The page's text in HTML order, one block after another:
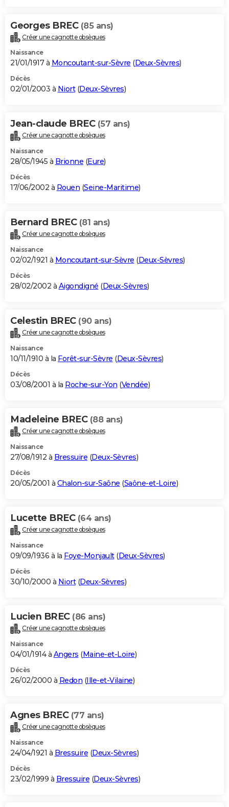
Georges BREC (85 ans)
Créer une cagnotte obsèques
Naissance
21/01/1917 à Moncoutant-sur-Sèvre (Deux-Sèvres)
Décès
02/01/2003 à Niort(Deux-Sèvres)
Jean-claude BREC (57 ans)
Créer une cagnotte obsèques
Naissance
28/05/1945 à Brionne (Eure)
Décès
17/06/2002 à Rouen (Seine-Maritime)
Bernard BREC (81 ans)
Créer une cagnotte obsèques
Naissance
02/02/1921 à Moncoutant-sur-Sèvre (Deux-Sèvres)
Décès
28/02/2002 à Aigondigné (Deux-Sèvres)
Celestin BREC (90 ans)
Créer une cagnotte obsèques
Naissance
10/11/1910 à la Forêt-sur-Sèvre (Deux-Sèvres)
Décès
03/08/2001 à la Roche-sur-Yon (Vendée)
Madeleine BREC (88 ans)
Créer une cagnotte obsèques
Naissance
27/08/1912 à Bressuire (Deux-Sèvres)
Décès
20/05/2001 à Chalon-sur-Saône (Saône-et-Loire)
Lucette BREC (64 ans)
Créer une cagnotte obsèques
Naissance
09/09/1936 à la Foye-Monjault(Deux-Sèvres)
Décès
30/10/2000 à Niort(Deux-Sèvres)
Lucien BREC (86 ans)
Créer une cagnotte obsèques
Naissance
04/01/1914 à Angers (Maine-et-Loire)
Décès
26/02/2000 à Redon (Ille-et-Vilaine)
Agnes BREC (77 ans)
Créer une cagnotte obsèques
Naissance
24/04/1921 à Bressuire (Deux-Sèvres)
Décès
23/02/1999 à Bressuire (Deux-Sèvres)